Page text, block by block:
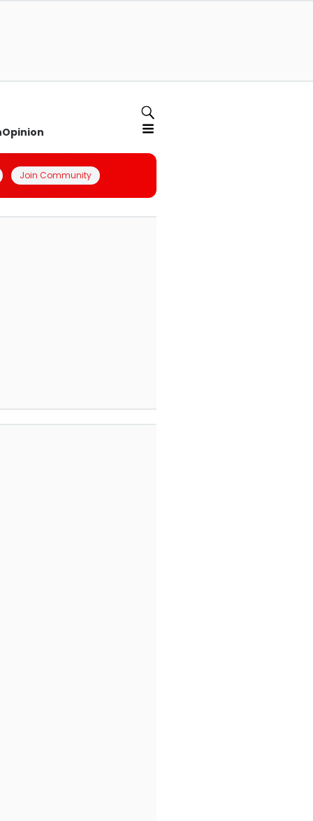
Opinion
Join Community